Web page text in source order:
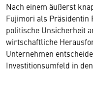
Nach einem äußerst
Fujimori als Präsidentin
politische Unsicherheit
wirtschaftliche
Unternehmen
Investitionsumfeld in